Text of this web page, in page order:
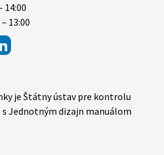
14:00
13:00
je Štátny ústav pre kontrolu
s Jednotným dizajn manuálom